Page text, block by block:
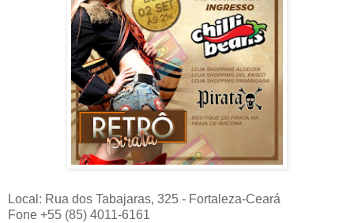
Local: Rua dos Tabajaras, 325 - Fortaleza-Ceará
Fone +55 (85) 4011-6161